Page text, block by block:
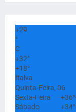
+29
°
C
+32°
+18°
Italva
Quinta-Feira, 06
Sexta-Feira
+36°
Sábado
+34°